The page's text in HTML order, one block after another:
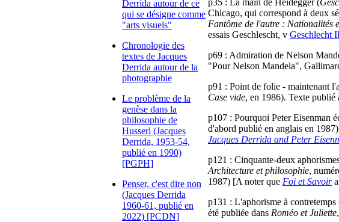
Derrida autour de ce
qui se désigne comme
"arts visuels"
Chronologie des
textes de Jacques
Derrida autour de la
photographie
Le problème de la
genèse dans la
philosophie de
Husserl (Jacques
Derrida, 1953-54,
publié en 1990)
[PGPH]
Penser, c'est dire non
(Jacques Derrida
1960-61, publié en
2022) [PCDN]
p35 : La main de Heidegger (
Chicago, qui correspond à deux
Fantôme de l'autre : Nationalités
essais Geschlescht, v Geschlecht
p69 : Admiration de Nelson
"Pour Nelson Mandela",
p91 : Point de folie - maintenant
Case vide, en 1986). Texte publié
p107 : Pourquoi Peter Eisenman
d'abord publié en anglais en
Jacques Derrida and Peter
p121 : Cinquante-deux
Architecture et philosophie,
1987) [A noter que Foi et Savoira
p131 : L'aphorisme à contretemps
été publiée dans Roméo et Juliette